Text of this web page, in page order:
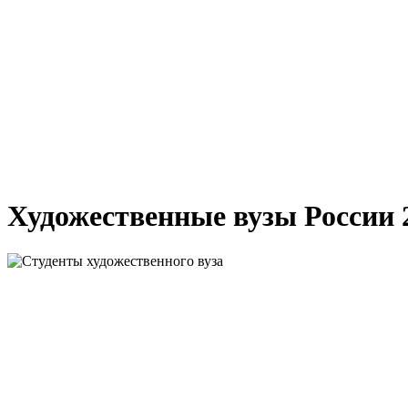
Художественные вузы России